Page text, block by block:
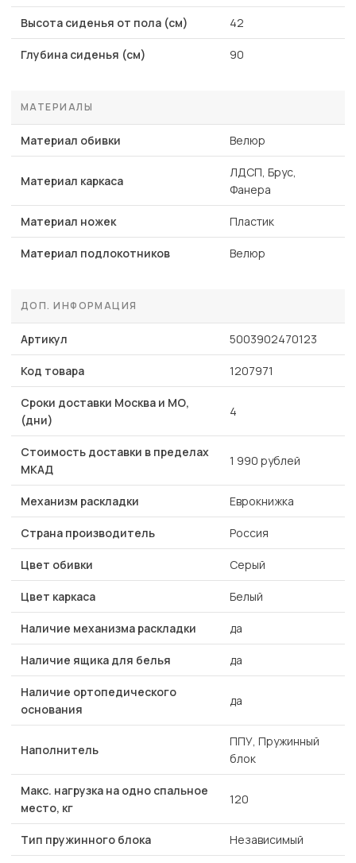
Высота сиденья от пола (см) 42
Глубина сиденья (см) 90
МАТЕРИАЛЫ
Материал обивки Велюр
Материал каркаса
ЛДСП, Брус,
Фанера
Материал ножек Пластик
Материал подлокотников Велюр
ДОП. ИНФОРМАЦИЯ
Артикул 5003902470123
Код товара 1207971
Сроки доставки Москва и МО,
(дни)
4
Стоимость доставки в пределах
МКАД
1 990 рублей
Механизм раскладки Еврокнижка
Страна производитель Россия
Цвет обивки Серый
Цвет каркаса Белый
Наличие механизма раскладки да
Наличие ящика для белья да
Наличие ортопедического
основания
да
Наполнитель
ППУ, Пружинный
блок
Макс. нагрузка на одно спальное
место, кг
120
Тип пружинного блока Независимый